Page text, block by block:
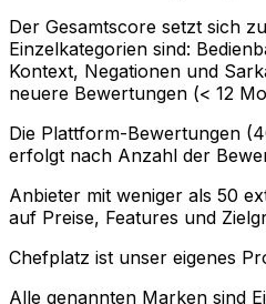
Der Gesamtscore setzt sich
Einzelkategorien sind:
Kontext, Negationen und
neuere Bewertungen (< 12
Die Plattform-Bewertungen
erfolgt nach Anzahl der
Anbieter mit weniger als 50
auf Preise, Features und
Chefplatz ist unser eigenes
Alle genannten Marken sind